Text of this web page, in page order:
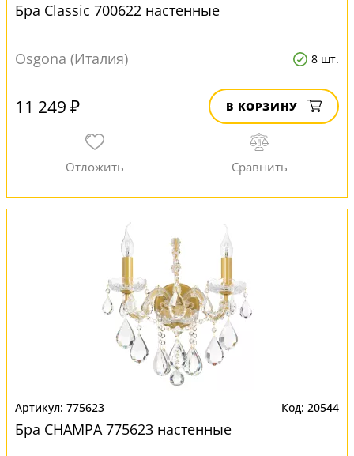
Бра Classic 700622 настенные
Osgona (Италия) 8 шт.
11 249 ₽ В КОРЗИНУ
775623 20544
Бра CHAMPA 775623 настенные